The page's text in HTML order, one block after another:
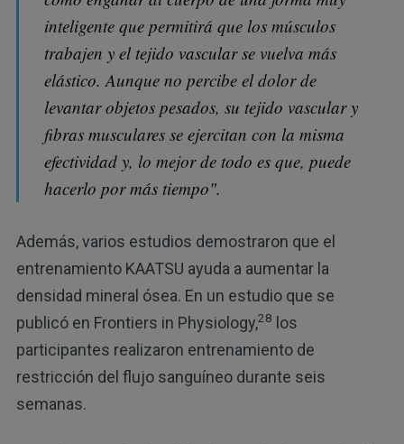
inteligente que permitirá que los músculos
trabajen y el tejido vascular se vuelva más
elástico. Aunque no percibe el dolor de
levantar objetos pesados, su tejido vascular y
fibras musculares se ejercitan con la misma
efectividad y, lo mejor de todo es que, puede
hacerlo por más tiempo".
Además, varios estudios demostraron que el
entrenamiento KAATSU ayuda a aumentar la
densidad mineral ósea. En un estudio que se
publicó en Frontiers in Physiology,28 los
participantes realizaron entrenamiento de
restricción del flujo sanguíneo durante seis
semanas.